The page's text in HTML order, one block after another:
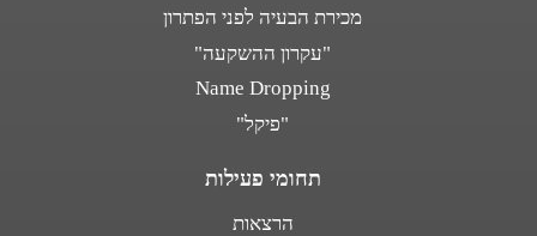
מכירת הבעיה לפני הפתרון
"עקרון ההשקעה"
Name Dropping
"פיקל"
תחומי פעילות
הרצאות